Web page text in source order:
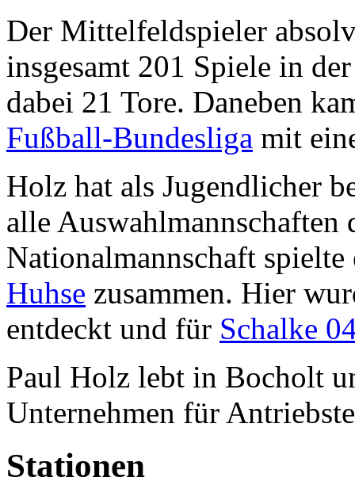
Der Mittelfeldspieler
insgesamt 201 Spiele in
dabei 21 Tore. Daneben
Fußball-Bundesliga mit
Holz hat als Jugendlicher
alle
Nationalmannschaft
Huhse zusammen. Hier
entdeckt und für Schalke
Paul Holz lebt in Bocholt
Unternehmen für
Stationen